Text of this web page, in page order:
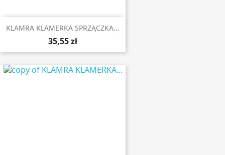
KLAMRA KLAMERKA SPRZĄCZKA...
35,55 zł